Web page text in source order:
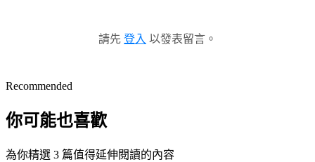
請先 登入 以發表留言。
Recommended
你可能也喜歡
為你精選 3 篇值得延伸閱讀的內容